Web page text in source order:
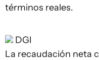
términos reales.
DGI
La recaudación neta